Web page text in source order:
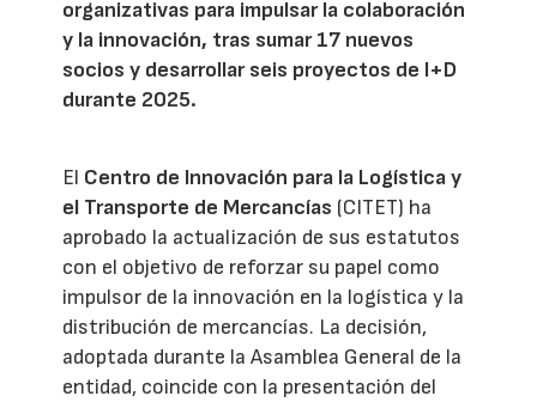
organizativas para impulsar la colaboración
y la innovación, tras sumar 17 nuevos
socios y desarrollar seis proyectos de I+D
durante 2025.
El Centro de Innovación para la Logística y
el Transporte de Mercancías (CITET) ha
aprobado la actualización de sus estatutos
con el objetivo de reforzar su papel como
impulsor de la innovación en la logística y la
distribución de mercancías. La decisión,
adoptada durante la Asamblea General de la
entidad, coincide con la presentación del